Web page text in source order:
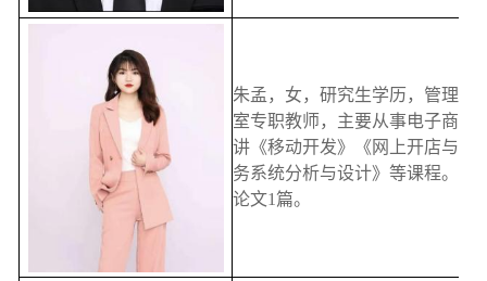
朱孟，女，研究生学历，管理学
室专职教师，主要从事电子商务
讲《移动开发》《网上开店与创
务系统分析与设计》等课程。参
论文1篇。